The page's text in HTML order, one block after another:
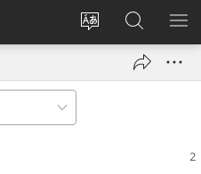
Vælg
Log
på
vindue)
Søg
på
JW.ORG
VIS